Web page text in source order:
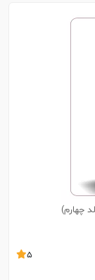
چهارم)
5